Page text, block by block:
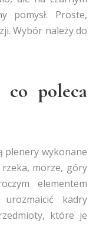
pomysł. Proste,
Wybór należy do
co poleca
plenery wykonane
morze, góry
elementem
kadry
które je